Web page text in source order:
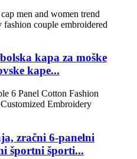
kapa za moške
kape...
zračni 6-panelni
športni športi...